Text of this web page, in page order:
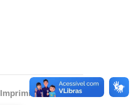
Imprimir Baixar